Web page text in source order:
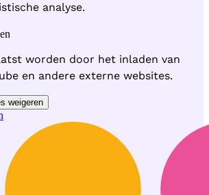
analyse.
worden door het inladen van
en andere externe websites.
weigeren